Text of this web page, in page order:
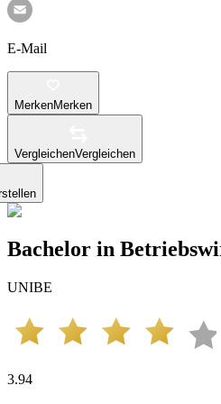
E-Mail
MerkenMerken
VergleichenVergleichen
Bachelor in
UNIBE
3.94